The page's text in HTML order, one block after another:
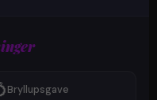
Bryllupsgave